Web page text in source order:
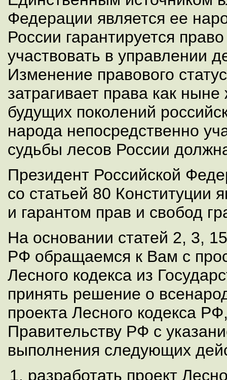
Федерации является ее
России гарантируется
участвовать в управлении
Изменение правового
затрагивает права как
будущих поколений
народа непосредственно
судьбы лесов России
Президент Российской
со статьей 80 Конституции
и гарантом прав и свобод
На основании статей 2, 3,
РФ обращаемся к Вам с
Лесного кодекса из
принять решение о
проекта Лесного кодекса
Правительству РФ с
выполнения следующих
разработать проект